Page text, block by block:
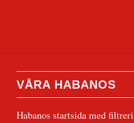
VÅRA HABANOS
Habanos startsida med